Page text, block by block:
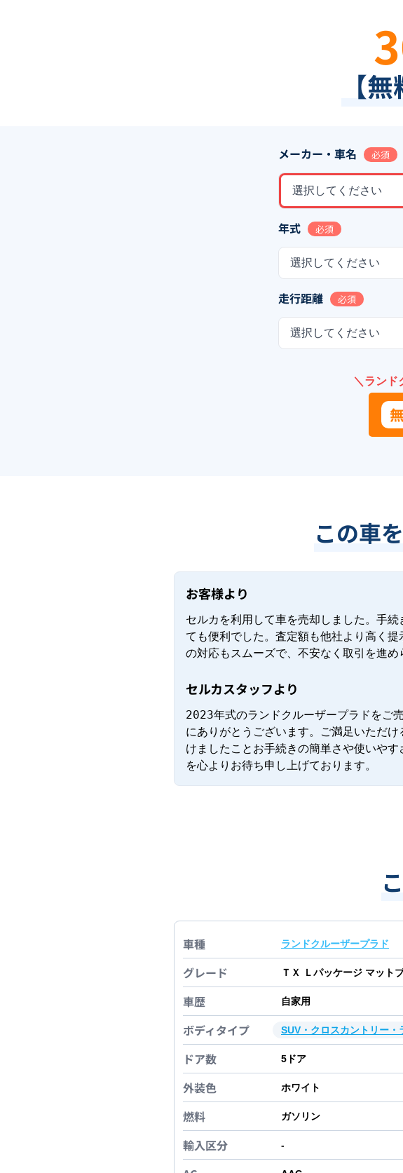
【
メーカー・車名 必須
選択してください
年式 必須
選択してください
走行距離 必須
選択してください
＼ランド
この車
お客様より
セルカを利用して車を売却しました。手
ても便利でした。査定額も他社より高く
の対応もスムーズで、不安なく取引を進
セルカスタッフより
2023年式のランドクルーザープラドをご
にありがとうございます。ご満足いただ
けましたことお手続きの簡単さや使いや
を心よりお待ち申し上げております。
車種 ランドクルーザープラド
グレード ＴＸ Ｌパッケージ マット
車歴 自家用
ボディタイプ SUV・クロスカントリー・
ドア数 5 ドア
外装色 ホワイト
燃料 ガソリン
輸入区分 -